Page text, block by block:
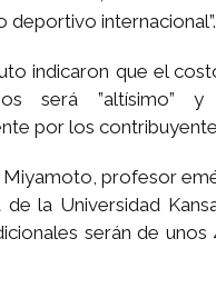
deportivo internacional”.
indicaron que el
será ”altísimo” y
por los
Miyamoto, profesor
la Universidad
serán de unos